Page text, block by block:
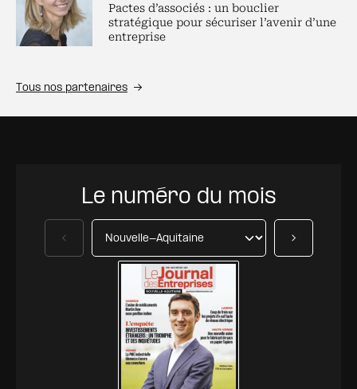
Pactes d’associés : un bouclier
stratégique pour sécuriser l’avenir d’une
entreprise
Tous nos partenaires
Le numéro du mois
Précédent Suivant